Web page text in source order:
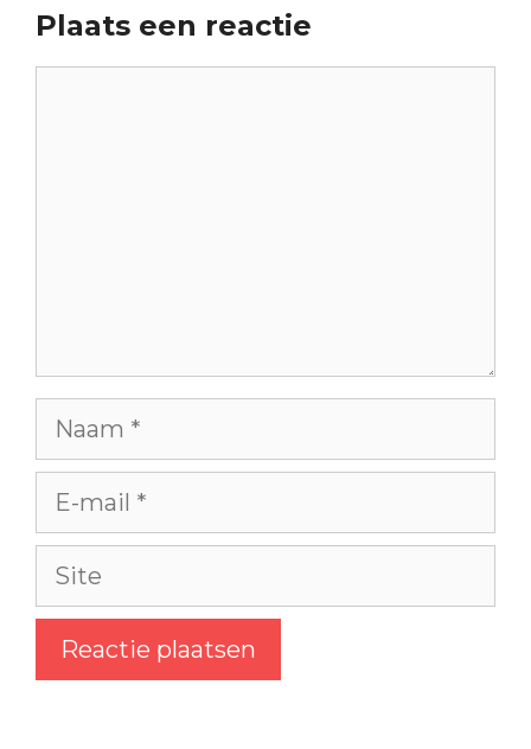
Plaats een reactie
Naam
E-
Site